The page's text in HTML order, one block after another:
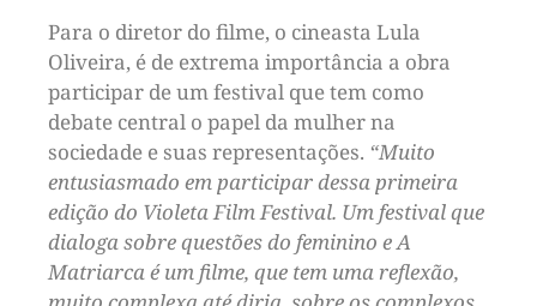
Para o diretor do filme, o cineasta Lula
Oliveira, é de extrema importância a obra
participar de um festival que tem como
debate central o papel da mulher na
sociedade e suas representações. “Muito
entusiasmado em participar dessa primeira
edição do Violeta Film Festival. Um festival que
dialoga sobre questões do feminino e A
Matriarca é um filme, que tem uma reflexão,